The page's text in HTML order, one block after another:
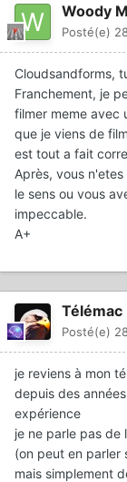
Woody
Posté(e)
Cloudsandforms,
Franchement, je
filmer meme avec
que je viens de
est tout a fait
Après, vous
le sens ou vous
impeccable.
A+
Télémac
Posté(e)
je reviens à mon
depuis des
expérience
je ne parle pas de
(on peut en parler
mais simplement